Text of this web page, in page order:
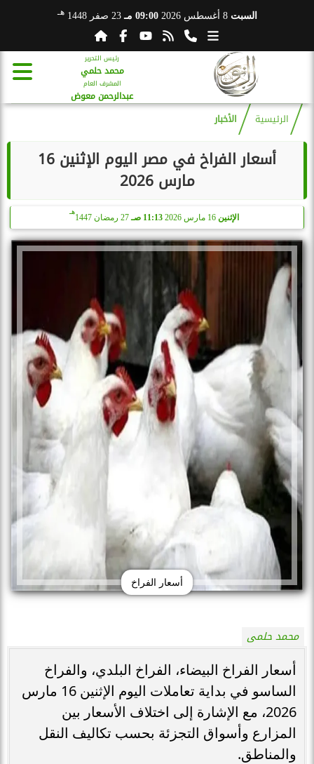
السبت 8 أغسطس 2026 09:00 مـ 23 صفر 1448 هـ
رئيس التحرير
محمد حلمي
المشرف العام
عبدالرحمن معوض
الرئيسية الأخبار
أسعار الفراخ في مصر اليوم الإثنين 16
مارس 2026
الإثنين 11:13 صـ 27 رمضان 1447
هـ
أسعار الفراخ
محمد حلمى
أسعار الفراخ البيضاء، الفراخ البلدي، والفراخ
الساسو في بداية تعاملات اليوم الإثنين 16 مارس
2026، مع الإشارة إلى اختلاف الأسعار بين
المزارع وأسواق التجزئة بحسب تكاليف النقل
والمناطق.